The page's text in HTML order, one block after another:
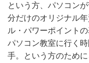
という方、パソコン
分だけのオリジナル
ル・パワーポイント
パソコン教室に行く
手。という方のため